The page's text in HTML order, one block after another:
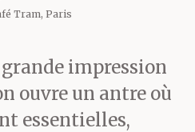
Tram, Paris
impression
ouvre un antre où
essentielles,